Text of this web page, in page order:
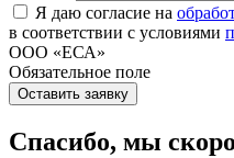
Я даю согласие на
в соответствии с условиями
ООО «ЕСА»
Обязательное поле
Оставить заявку
Спасибо, мы